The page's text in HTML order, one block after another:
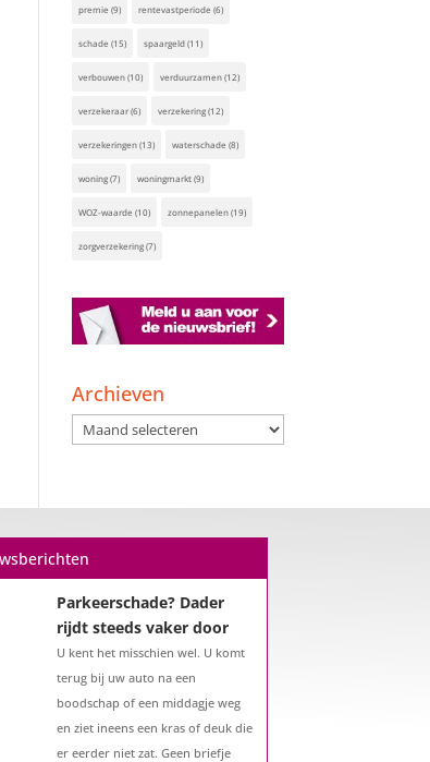
premie (9) rentevastperiode (6)
schade (15) spaargeld(11)
verbouwen(10) verduurzamen(12)
verzekeraar(6) verzekering(12)
verzekeringen(13) waterschade (8)
woning(7) woningmarkt(9)
WOZ-waarde (10) zonnepanelen(19)
zorgverzekering(7)
Archieven
Archieven
Parkeerschade? Dader
rijdt steeds vaker door
U kent het misschien wel. U komt
terug bij uw auto na een
boodschap of een middagje weg
en ziet ineens een kras of deuk die
er eerder niet zat. Geen briefje